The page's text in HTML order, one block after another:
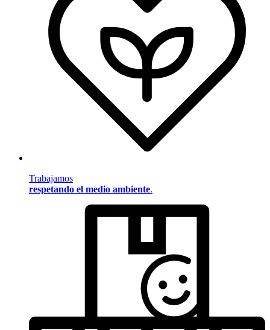
Trabajamos
respetando el medio ambiente.